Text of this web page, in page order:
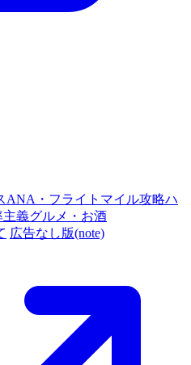
ANA・フライトマイル攻略ハ
主義グルメ・お酒
広告なし版(note)